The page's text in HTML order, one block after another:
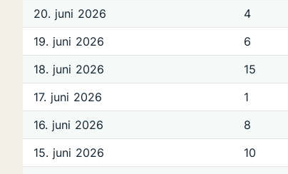
20. juni 2026
4
19. juni 2026
6
18. juni 2026
15
17. juni 2026
1
16. juni 2026
8
15. juni 2026
10